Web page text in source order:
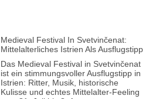
Medieval Festival In Svetvinčenat:
Mittelalterliches Istrien Als Ausflugstipp
Das Medieval Festival in Svetvinčenat
ist ein stimmungsvoller Ausflugstipp in
Istrien: Ritter, Musik, historische
Kulisse und echtes Mittelalter-Feeling